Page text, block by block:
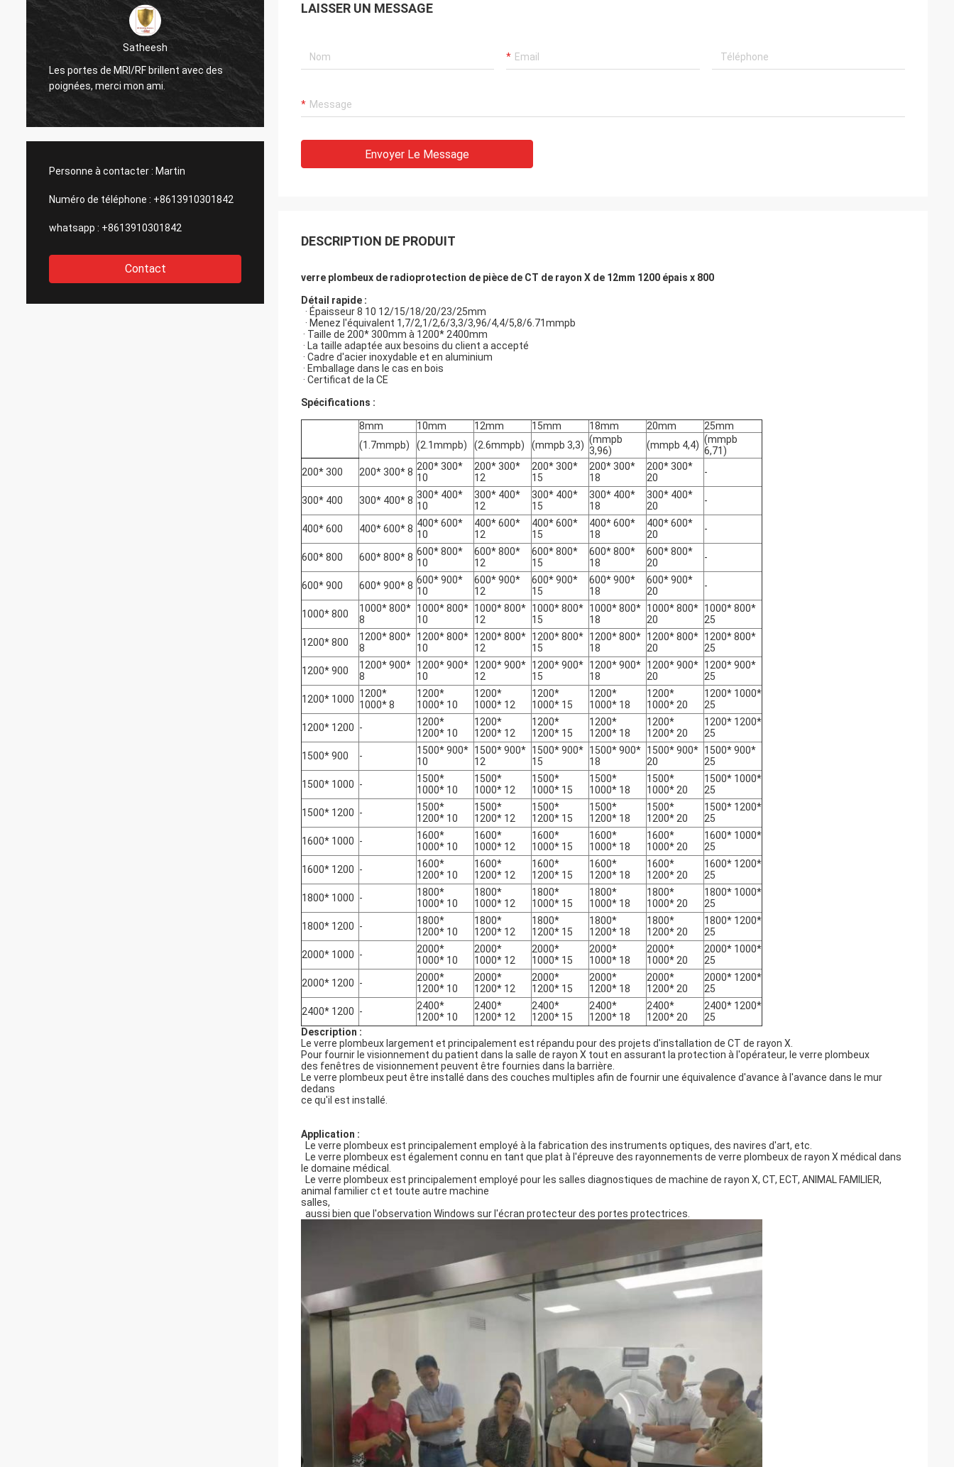
Satheesh
Les portes de MRI/RF brillent avec des
poignées, merci mon ami.
Le conduit en laiton de nid d'abeilles
Personne à contacter : Martin
Numéro de téléphone : +8613910301842
whatsapp : +8613910301842
Contact
LAISSER UN MESSAGE
Envoyer Le Message
DESCRIPTION DE PRODUIT
verre plombeux de radioprotection de pièce de CT de rayon X de 12mm 1200 épais x 800
Détail rapide :
· Épaisseur 8 10 12/15/18/20/23/25mm
· Menez l'équivalent 1,7/2,1/2,6/3,3/3,96/4,4/5,8/6.71mmpb
· Taille de 200* 300mm à 1200* 2400mm
· La taille adaptée aux besoins du client a accepté
· Cadre d'acier inoxydable et en aluminium
· Emballage dans le cas en bois
· Certificat de la CE
Spécifications :
8mm 10mm 12mm 15mm 18mm 20mm
25mm
(1.7mmpb)
(2.1mmpb) (2.6mmpb) (mmpb 3,3) (mmpb
3,96)
(mmpb 4,4) (mmpb
6,71)
200* 300
200* 300* 8 200* 300*
10
200* 300*
12
200* 300*
15
200* 300*
18
200* 300*
20
-
300* 400 300* 400* 8 300* 400*
10
300* 400*
12
300* 400*
15
300* 400*
18
300* 400*
20
-
400* 600 400* 600* 8 400* 600*
10
400* 600*
12
400* 600*
15
400* 600*
18
400* 600*
20
-
600* 800 600* 800* 8 600* 800*
10
600* 800*
12
600* 800*
15
600* 800*
18
600* 800*
20
-
600* 900 600* 900* 8 600* 900*
10
600* 900*
12
600* 900*
15
600* 900*
18
600* 900*
20
-
1000* 800
1000* 800*
8
1000* 800*
10
1000* 800*
12
1000* 800*
15
1000* 800*
18
1000* 800*
20
1000* 800*
25
1200* 800
1200* 800*
8
1200* 800*
10
1200* 800*
12
1200* 800*
15
1200* 800*
18
1200* 800*
20
1200* 800*
25
1200* 900
1200* 900*
8
1200* 900*
10
1200* 900*
12
1200* 900*
15
1200* 900*
18
1200* 900*
20
1200* 900*
25
1200* 1000 1200*
1000* 8
1200*
1000* 10
1200*
1000* 12
1200*
1000* 15
1200*
1000* 18
1200*
1000* 20
1200* 1000*
25
1200* 1200 -
1200*
1200* 10
1200*
1200* 12
1200*
1200* 15
1200*
1200* 18
1200*
1200* 20
1200* 1200*
25
1500* 900
-
1500* 900*
10
1500* 900*
12
1500* 900*
15
1500* 900*
18
1500* 900*
20
1500* 900*
25
1500* 1000 -
1500*
1000* 10
1500*
1000* 12
1500*
1000* 15
1500*
1000* 18
1500*
1000* 20
1500* 1000*
25
1500* 1200 -
1500*
1200* 10
1500*
1200* 12
1500*
1200* 15
1500*
1200* 18
1500*
1200* 20
1500* 1200*
25
1600* 1000 -
1600*
1000* 10
1600*
1000* 12
1600*
1000* 15
1600*
1000* 18
1600*
1000* 20
1600* 1000*
25
1600* 1200 -
1600*
1200* 10
1600*
1200* 12
1600*
1200* 15
1600*
1200* 18
1600*
1200* 20
1600* 1200*
25
1800* 1000 -
1800*
1000* 10
1800*
1000* 12
1800*
1000* 15
1800*
1000* 18
1800*
1000* 20
1800* 1000*
25
1800* 1200 -
1800*
1200* 10
1800*
1200* 12
1800*
1200* 15
1800*
1200* 18
1800*
1200* 20
1800* 1200*
25
2000* 1000 -
2000*
1000* 10
2000*
1000* 12
2000*
1000* 15
2000*
1000* 18
2000*
1000* 20
2000* 1000*
25
2000* 1200 -
2000*
1200* 10
2000*
1200* 12
2000*
1200* 15
2000*
1200* 18
2000*
1200* 20
2000* 1200*
25
2400* 1200 -
2400*
1200* 10
2400*
1200* 12
2400*
1200* 15
2400*
1200* 18
2400*
1200* 20
2400* 1200*
25
Description :
Le verre plombeux largement et principalement est répandu pour des projets d'installation de CT de rayon X.
Pour fournir le visionnement du patient dans la salle de rayon X tout en assurant la protection à l'opérateur, le verre plombeux
des fenêtres de visionnement peuvent être fournies dans la barrière.
Le verre plombeux peut être installé dans des couches multiples afin de fournir une équivalence d'avance à l'avance dans le mur
dedans
ce qu'il est installé.
Application :
Le verre plombeux est principalement employé à la fabrication des instruments optiques, des navires d'art, etc.
Le verre plombeux est également connu en tant que plat à l'épreuve des rayonnements de verre plombeux de rayon X médical dans
le domaine médical.
Le verre plombeux est principalement employé pour les salles diagnostiques de machine de rayon X, CT, ECT, ANIMAL FAMILIER,
animal familier ct et toute autre machine
salles,
aussi bien que l'observation Windows sur l'écran protecteur des portes protectrices.